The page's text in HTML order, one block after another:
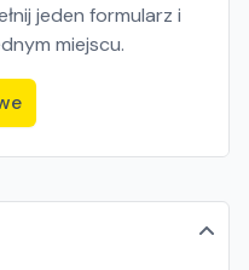
jeden formularz i
miejscu.